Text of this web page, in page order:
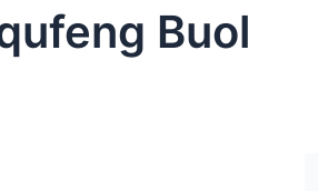
Buol